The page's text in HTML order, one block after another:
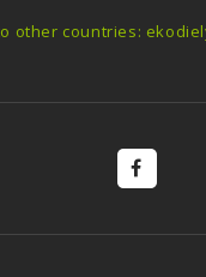
other countries: